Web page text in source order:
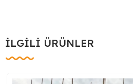
İLGILI ÜRÜNLER